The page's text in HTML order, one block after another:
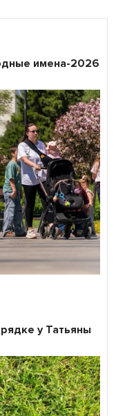
имена-2026
у Татьяны